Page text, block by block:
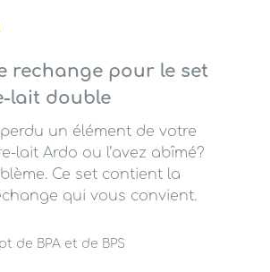
rechange pour le set
lait double
un élément de votre
lait Ardo ou l’avez abîmé?
Ce set contient la
qui vous convient.
de BPA et de BPS